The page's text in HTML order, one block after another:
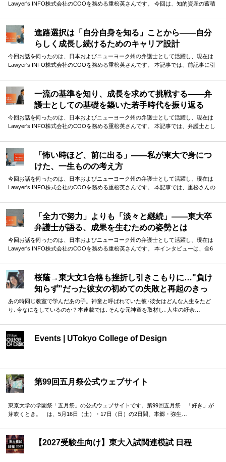
Lawyer's INFO株式会社のCOOを務める重松英さんです。 今回は、知的資産の蓄積
な差がどんどん積み重なり、最終的には大きな差として現れる受験勉強の中で、少
しでも早い段階から意識しておくべきことは何か。貴重なお話を伺うことができま
した。
進路選択は「自分自身を知る」ことから——自分
らしく成長し続けるためのキャリア設計
今回お話を伺ったのは、日本およびニューヨーク州の弁護士として活躍し、現在は
Lawyer's INFO株式会社のCOOを務める重松英さんです。 本記事では、前記事に引
た、キャリア選択についてのお考えや、これからキャリアを考える方々へのアドバ
イスもお伺いしました。 現在進路選択に迷っている方にとっても、参考となる指針
がつまった内容となっています。
一流の基準を知り、成長を求めて挑戦する——弁
護士としての基礎を築いた若手時代を振り返る
今回お話を伺ったのは、日本およびニューヨーク州の弁護士として活躍し、現在は
Lawyer's INFO株式会社のCOOを務める重松英さんです。 本記事では、弁護士とし
だきました。 ファーストキャリアで学んだ、一流事務所の仕事の基準。そして、さ
らなる成長を求めての決断。 華やかな経歴の裏側には、自分なりの答えを探し続け
た挑戦の連続がありました。
「怖い時ほど、前に出る」——私が東大で身につ
けた、一生ものの考え方
今回お話を伺ったのは、日本およびニューヨーク州の弁護士として活躍し、現在は
Lawyer's INFO株式会社のCOOを務める重松英さんです。 本記事では、重松さんの
方」から、今振り返ってわかる「東大を目指す本当の意味」まで。貴重なお話を伺
うことができました。「全力で努力」よりも「淡々と継続」——東大卒
弁護士が語る、成果を生むための姿勢とは
今回お話を伺ったのは、日本およびニューヨーク州の弁護士として活躍し、現在は
Lawyer's INFO株式会社のCOOを務める重松英さんです。 本インタビューは、全6
て振り返っていただきました。 ゴールから逆算して計画した上で、「全力で努力」
より「淡々と継続」 ーー実体験に基づく重松さんのお話は、受験勉強に励む方に多
くの示唆を与えてくれるはずです。
桜蔭→東大文1合格も挫折し引きこもりに…"負け
知らず"だった彼女の初めての失敗と再起のきっ
かけ
あの時同じ教室で学んだあの子。神童と呼ばれていた彼･彼女はどんな人生をたど
り､今なにをしているのか？本連載では､そんな元神童を取材し､人生の紆余…
Events | UTokyo College of Design
第99回五月祭公式ウェブサイト
東京大学の学園祭「五月祭」の公式ウェブサイトです。第99回五月祭 「好き」が
芽吹くとき。 は、5月16日（土）・17日（日）の2日間、本郷・弥生…
【2027受験生向け】東大入試関連模試 日程